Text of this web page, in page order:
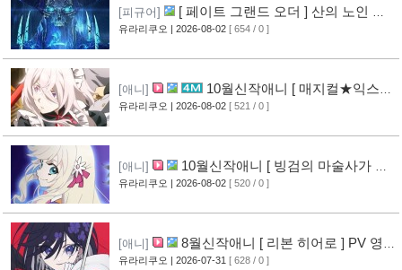
[피규어]
[ 페이트 그랜드 오더 ] 산의 노인 신
작 피규어 공개 [17]
유라리쿠오 | 2026-08-02 [ 654 / 0 ]
[애니]
10월신작애니 [ 매지컬★익스플
로러 ] PV 영상 공개 [12]
유라리쿠오 | 2026-08-02 [ 521 / 0 ]
[애니]
10월신작애니 [ 빙검의 마술사가 세
계를 다스린다 ] 2기 PV 영상 공개
유라리쿠오 | 2026-08-02 [ 520 / 0 ]
[애니]
8월신작애니 [ 리본 히어로 ] PV 영
상 공개
[11]
유라리쿠오 | 2026-07-31 [ 628 / 0 ]